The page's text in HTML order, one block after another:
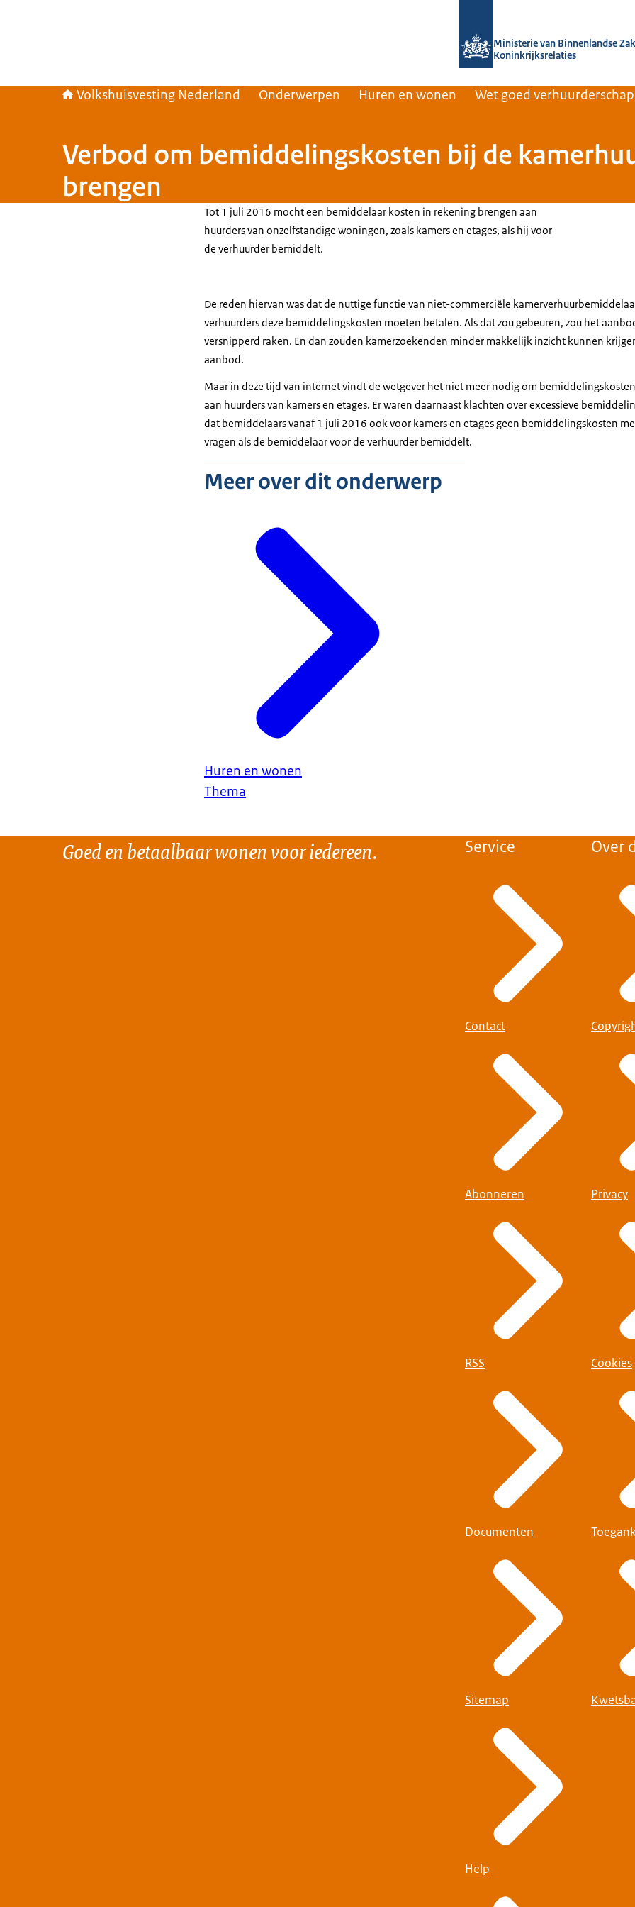
Ministerie van Binnenlandse
Koninkrijksrelaties
Volkshuisvesting Nederland Onderwerpen Huren en wonen Wet goed verhuurderschap
Verbod om bemiddelingskosten bij de
brengen
Tot 1 juli 2016 mocht een bemiddelaar kosten in rekening brengen aan
huurders van onzelfstandige woningen, zoals kamers en etages, als hij voor
de verhuurder bemiddelt.
De reden hiervan was dat de nuttige functie van niet-commerciële
verhuurders deze bemiddelingskosten moeten betalen. Als dat zou gebeuren, zou het
versnipperd raken. En dan zouden kamerzoekenden minder makkelijk inzicht kunnen
aanbod.
Maar in deze tijd van internet vindt de wetgever het niet meer nodig om
aan huurders van kamers en etages. Er waren daarnaast klachten over excessieve
dat bemiddelaars vanaf 1 juli 2016 ook voor kamers en etages geen bemiddelingskosten
vragen als de bemiddelaar voor de verhuurder bemiddelt.
Meer over dit onderwerp
Huren en wonen
Thema
Goed en betaalbaar wonen voor iedereen. Service
Contact
Abonneren
RSS
Documenten
Sitemap
Help
Over
Privacy
Cookies